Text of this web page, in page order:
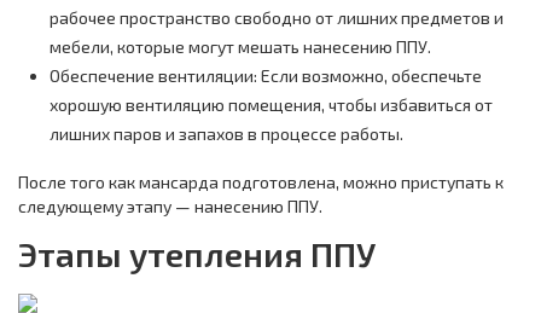
рабочее пространство свободно от лишних предметов и
мебели, которые могут мешать нанесению ППУ.
Обеспечение вентиляции: Если возможно, обеспечьте
хорошую вентиляцию помещения, чтобы избавиться от
лишних паров и запахов в процессе работы.
После того как мансарда подготовлена, можно приступать к
следующему этапу — нанесению ППУ.
Этапы утепления ППУ